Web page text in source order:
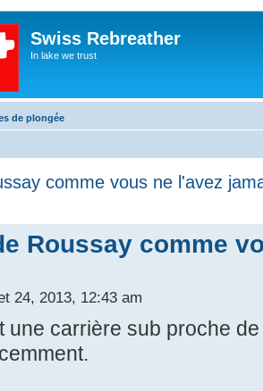
Swiss Rebreather
In lake we trust
de plongée
comme vous ne l'avez
Roussay comme
24, 2013, 12:43 am
une carrière sub proche